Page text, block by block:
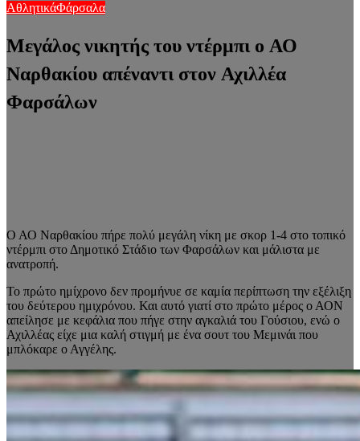
ΑθλητικάΦάρσαλα
Μεγάλος νικητής του ντέρμπι ο ΑΟ
Ναρθακίου απέναντι στον Αχιλλέα
Φαρσάλων
Ο ΑΟ Ναρθακίου πήρε πολύ μεγάλη νίκη με σκορ 1-4 στο τοπικό
ντέρμπι στο Δημοτικό Στάδιο των Φαρσάλων και μάλιστα με
ανατροπή.
Το πρώτο ημίχρονο δεν προμήνυε σε καμία περίπτωση την εξέλιξη
του δεύτερου ημιχρόνου. Και αυτό γιατί στο πρώτο μέρος ο ΑΟΝ
απείλησε με κεφάλια που πήγε στην αγκαλιά του Γούσιου, ενώ ο
Αχιλλέας είχε μια καλή στιγμή με ένα σουτ του Μεμινάι που
μπλόκαρε ο Αγγέλης.